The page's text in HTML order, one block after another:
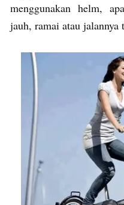
menggunakan helm,
jauh, ramai atau